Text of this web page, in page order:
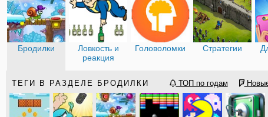
Бродилки
Ловкость и
реакция
Головоломки Стратегии
ТЕГИ В РАЗДЕЛЕ БРОДИЛКИ ТОП по годам